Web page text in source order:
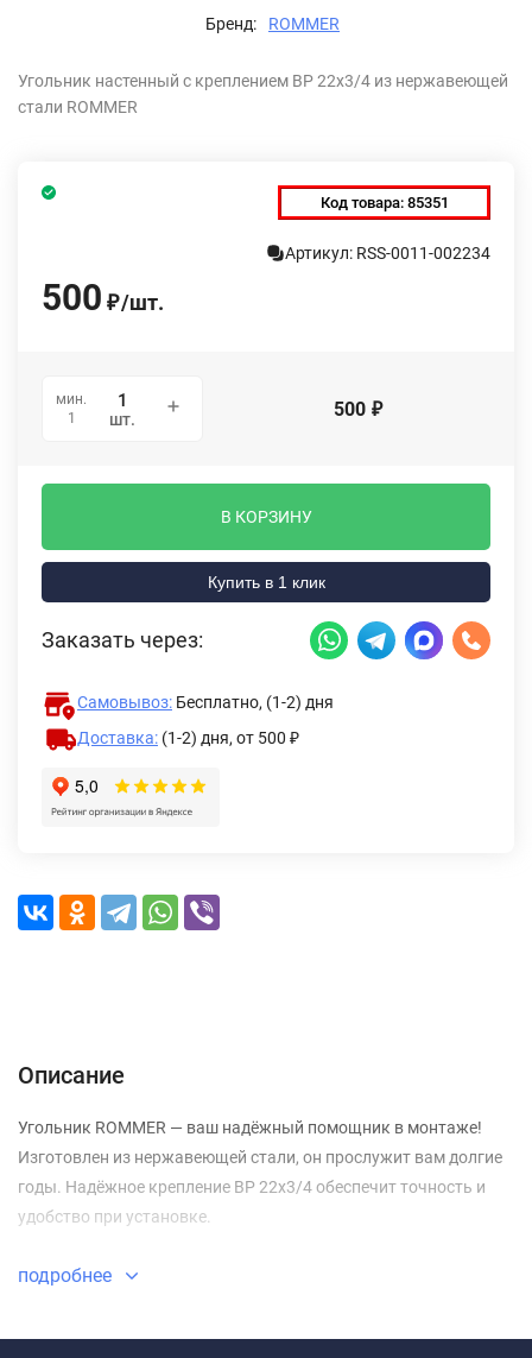
Бренд: ROMMER
Угольник настенный с креплением ВР 22х3/4 из нержавеющей
стали ROMMER
Код товара: 85351
Артикул: RSS-0011-002234
500 ₽/шт.
мин.
1
шт. 500 ₽
В КОРЗИНУ
Купить в 1 клик
Заказать через:
Самовывоз: Бесплатно, (1-2) дня
Доставка: (1-2) дня, от 500 ₽
Описание
Угольник ROMMER — ваш надёжный помощник в монтаже!
Изготовлен из нержавеющей стали, он прослужит вам долгие
годы. Надёжное крепление ВР 22х3/4 обеспечит точность и
удобство при установке.
подробнее